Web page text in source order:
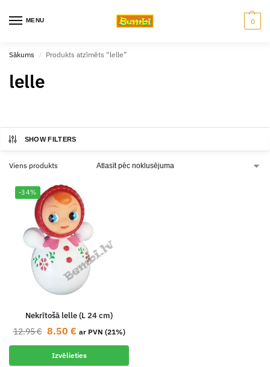
MENU 0
Sākums / Produkts atzīmēts “lelle”
lelle
SHOW FILTERS
Viens produkts
-34%
Nekrītošā lelle (L 24 cm)
12.95€ 8.50 € ar PVN (21%)
Izvēlieties